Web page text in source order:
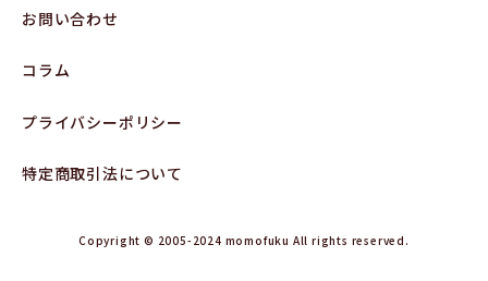
お問い合わせ
コラム
プライバシーポリシー
特定商取引法について
Copyright © 2005-2024 momofuku All rights reserved.